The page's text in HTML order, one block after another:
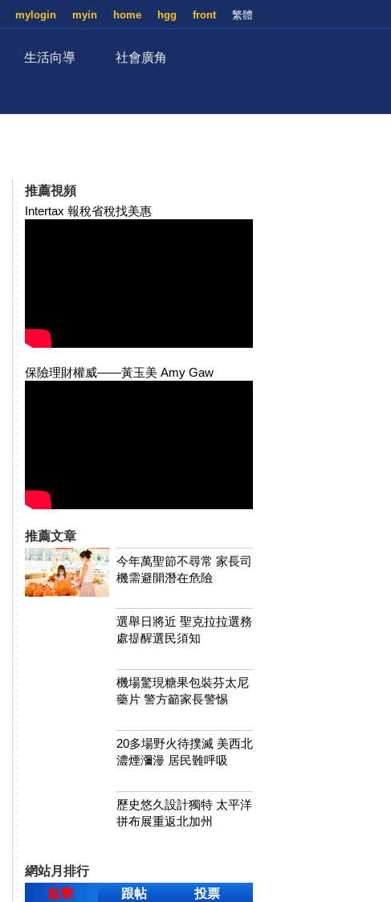
繁體
front
hgg
home
myin
mylogin
生活向導 社會廣角
推薦視頻
Intertax 報稅省稅找美惠
保險理財權威——黃玉美 Amy Gaw
推薦文章
今年萬聖節不尋常 家長司
機需避開潛在危險
選舉日將近 聖克拉拉選務
處提醒選民須知
機場驚現糖果包裝芬太尼
藥片 警方籲家長警惕
20多場野火待撲滅 美西北
濃煙瀰漫 居民難呼吸
歷史悠久設計獨特 太平洋
拼布展重返北加州
網站月排行
點擊
跟帖 投票